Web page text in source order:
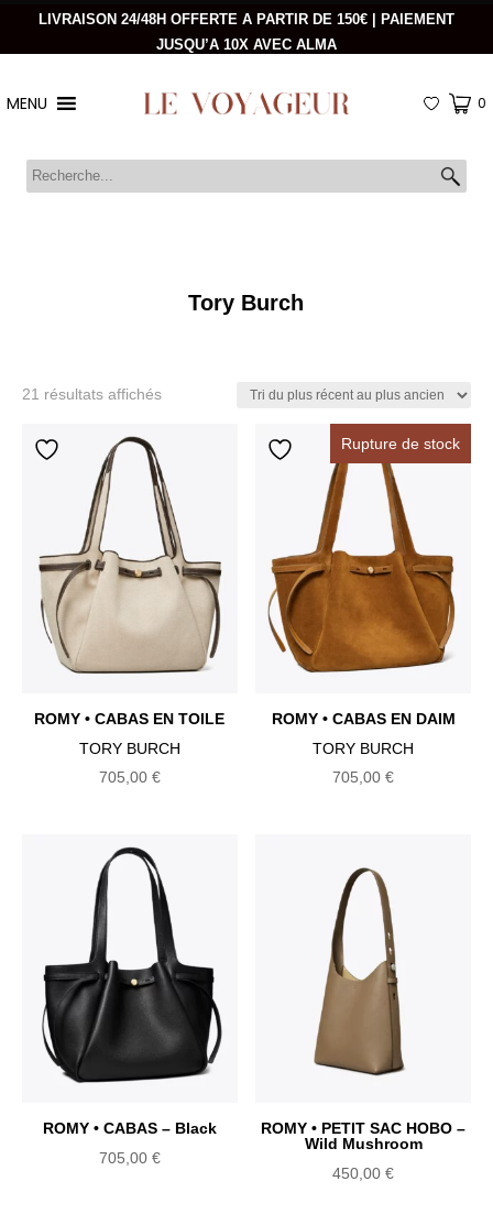
LIVRAISON 24/48H OFFERTE A PARTIR DE 150€ | PAIEMENT
JUSQU’A 10X AVEC ALMA
MENU 0
Tory Burch
21 résultats affichésTrié
récent
au
plus
ancien
ROMY • CABAS EN TOILE
TORY BURCH
705,00 €
Rupture de stock
ROMY • CABAS EN DAIM
TORY BURCH
705,00€
ROMY • CABAS – Black
705,00 €
ROMY • PETIT SAC HOBO –
Wild Mushroom
450,00€